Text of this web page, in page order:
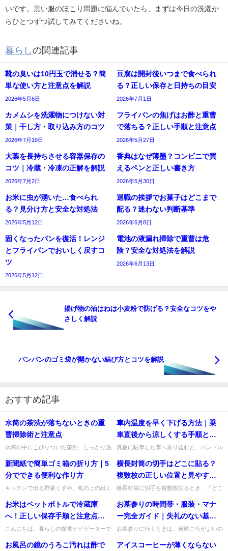
いです。黒い服のほこり問題に悩んでいたら、まずは今日の洗濯か
らひとつずつ試してみてくださいね。
暮らしの関連記事
靴の臭いは10円玉で消せる？簡
単な使い方と注意点を解説
2026年5月6日
豆腐は開封後いつまで食べられ
る？正しい保存と日持ちの目安
2026年7月1日
カメムシを洗濯物につけない対
策｜干し方・取り込み方のコツ
2026年7月19日
フライパンの焦げはお酢と重曹
で落ちる？正しい手順と注意点
2026年5月27日
大葉を長持ちさせる容器保存の
コツ｜冷蔵・冷凍の正解を解説
2026年7月2日
香典はなぜ薄墨？コンビニで買
えるペンと正しい書き方
2026年5月30日
お米に虫が湧いた…食べられ
る？見分け方と安全な対処法
2026年5月12日
退職の挨拶でお菓子はどこまで
配る？迷わない判断基準
2026年6月8日
固くなったパンを復活！レンジ
とフライパンでおいしく戻すコ
ツ
2026年5月12日
電池の液漏れ掃除で重曹は危
険？安全な対処法を解説
2026年6月13日
揚げ物の油はねは小麦粉で防げる？安全なコツをや
さしく解説
パンパンのゴミ袋が開かない結び方とコツを解説
おすすめ記事
水筒の茶渋が落ちないときの重
曹掃除術と注意点
水筒の中にこびりついた茶渋、しっかり洗
すよね。特に細長いボトルは手が届きにく
く、スポンジだけでは限界を...
車内温度を早く下げる方法｜乗
車直後から涼しくする手順と注
意点
真夏に駐車した車へ乗り込むと、ハンドル
きますよね。私も急いで出かけたい日に、
なかなか冷えない車内に困っ...
新聞紙で簡単ゴミ箱の折り方｜5
分でできる便利な作り方
キッチンで出る野菜くずや、机の上の紙く
なのが、新聞紙で作る簡易ゴミ箱です。特
別な道具は必要なく、新聞紙...
横長封筒の切手はどこに貼る？
複数枚の正しい位置と見やすい
貼り方
横長封筒に切手を複数枚貼るとき、「どこ
るの？」と迷いますよね。私も郵便を出す
たびに、これで大丈夫かなと...
お米はペットボトルで冷蔵庫
へ！正しい保存手順と注意点を
解説
こんにちは、暮らしの探求ナビゲーターで
風味が落ちたり虫が出たりしないか心配に
お墓参りの時間帯・服装・マナ
ー完全ガイド｜失礼のない基本
を解説
お墓参りに行くときは、何時ごろがよいの
あるのかと迷いますよね。私も、久しぶり
お風呂の鏡のうろこ汚れは酢で
アイスコーヒーが薄くならない